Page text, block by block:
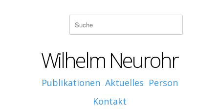
Wilhelm Neurohr
Publikationen Aktuelles Person
Kontakt